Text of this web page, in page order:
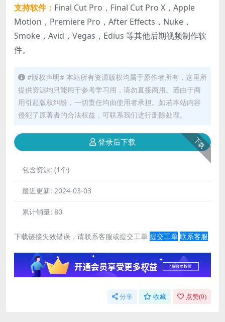
支持软件： Final Cut Pro，Final Cut Pro X，Apple
Motion，Premiere Pro，After Effects，Nuke，
Smoke，Avid，Vegas，Edius 等其他后期视频制作软
件。
#版权声明# 本站所有资源版权均属于原作者所有，这里所
提供资源均只能用于参考学习用，请勿直接商用。若由于商
用引起版权纠纷，一切责任均由使用者承担。如若本站内容
侵犯了原著者的合法权益，可联系我们进行删除处理。
下载
登录后下载
包含资源: (1个)
最近更新: 2024-03-03
累计销量: 80
下载链接失效错误，请联系客服或提交工单 提交工单 联系客服
分享 收藏 点赞(0)